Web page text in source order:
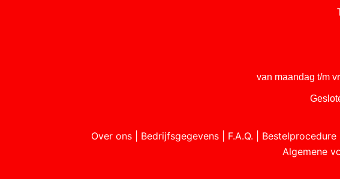
van maandag t/m
Over ons
Bedrijfsgegevens F.A.Q. Bestelprocedure
Algemene